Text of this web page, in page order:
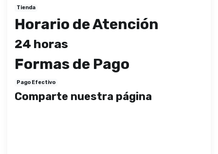
Tienda
Horario de Atención
24 horas
Formas de Pago
Pago Efectivo
Comparte nuestra página